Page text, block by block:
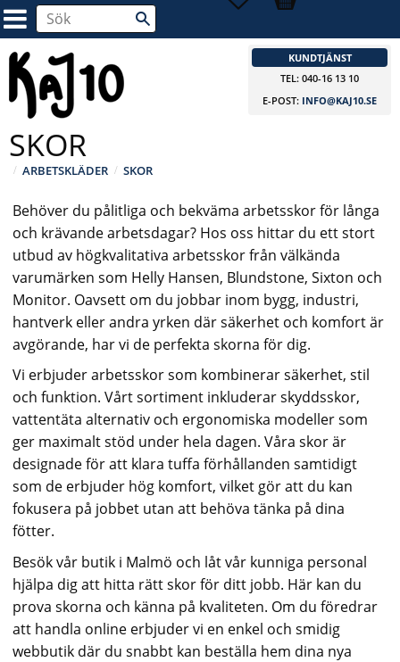
KUNDTJÄNST
TEL: 040-16 13 10
E-POST: INFO@KAJ10.SE
SKOR
ARBETSKLÄDER SKOR
Behöver du pålitliga och bekväma arbetsskor för långa
och krävande arbetsdagar? Hos oss hittar du ett stort
utbud av högkvalitativa arbetsskor från välkända
varumärken som Helly Hansen, Blundstone, Sixton och
Monitor. Oavsett om du jobbar inom bygg, industri,
hantverk eller andra yrken där säkerhet och komfort är
avgörande, har vi de perfekta skorna för dig.
Vi erbjuder arbetsskor som kombinerar säkerhet, stil
och funktion. Vårt sortiment inkluderar skyddsskor,
vattentäta alternativ och ergonomiska modeller som
ger maximalt stöd under hela dagen. Våra skor är
designade för att klara tuffa förhållanden samtidigt
som de erbjuder hög komfort, vilket gör att du kan
fokusera på jobbet utan att behöva tänka på dina
fötter.
Besök vår butik i Malmö och låt vår kunniga personal
hjälpa dig att hitta rätt skor för ditt jobb. Här kan du
prova skorna och känna på kvaliteten. Om du föredrar
att handla online erbjuder vi en enkel och smidig
webbutik där du snabbt kan beställa hem dina nya